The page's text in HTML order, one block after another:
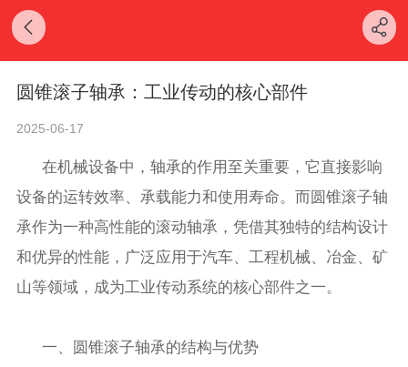
圆锥滚子轴承：工业传动的核心部件
2025-06-17
在机械设备中，轴承的作用至关重要，它直接影响
设备的运转效率、承载能力和使用寿命。而圆锥滚子轴
承作为一种高性能的滚动轴承，凭借其独特的结构设计
和优异的性能，广泛应用于汽车、工程机械、冶金、矿
山等领域，成为工业传动系统的核心部件之一。
一、圆锥滚子轴承的结构与优势